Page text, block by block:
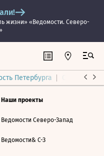
жизни» «Ведомости. Северо-
Петербурга Ситуация
Наши проекты
Ведомости Северо-Запад
Ведомости& С-З